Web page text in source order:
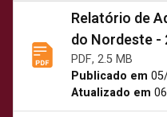
Relatório de
do Nordeste -
PDF, 2.5 MB
Publicado em
Atualizado em